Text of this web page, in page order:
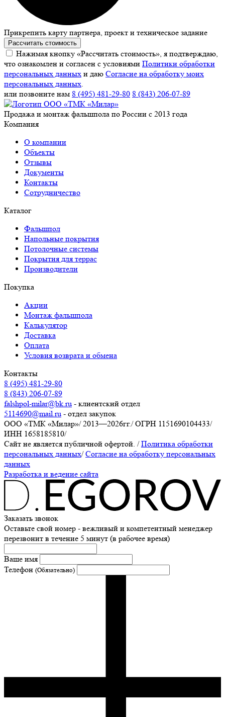
Прикрепить карту партнера, проект и техническое задание
Рассчитать стоимость
Нажимая кнопку «Рассчитать стоимость», я подтверждаю,
что ознакомлен и согласен с условиями Политики обработки
персональных данных и даю Согласие на обработку моих
персональных данных.
или позвоните нам 8 (495) 481-29-80 8 (843) 206-07-89
Продажа и монтаж фальшпола по России с 2013 года
Компания
О компании
Объекты
Отзывы
Документы
Контакты
Сотрудничество
Каталог
Фальшпол
Напольные покрытия
Потолочные системы
Покрытия для террас
Производители
Покупка
Акции
Монтаж фальшпола
Калькулятор
Доставка
Оплата
Условия возврата и обмена
Контакты
8 (495) 481-29-80
8 (843) 206-07-89
falshpol-milar@bk.ru - клиентский отдел
5114690@mail.ru - отдел закупок
ООО «ТМК «Милар»/ 2013—2026гг./ОГРН 1151690104433/
ИНН 1658185810/
Сайт не является публичной офертой. / Политика обработки
персональных данных/ Согласие на обработку персональных
данных
Разработка и ведение сайта
Заказать звонок
Оставьте свой номер - вежливый и компетентный менеджер
перезвонит в течение 5 минут (в рабочее время)
Ваше имя
Телефон (Обязательно)